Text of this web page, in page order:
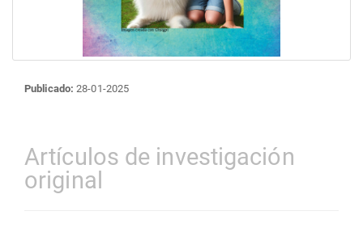
Publicado:28-01-2025
Artículos de investigación
original